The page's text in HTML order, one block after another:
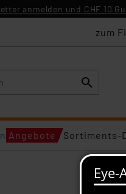
anmelden und CHF 10
zum
Angebote Sortiments-